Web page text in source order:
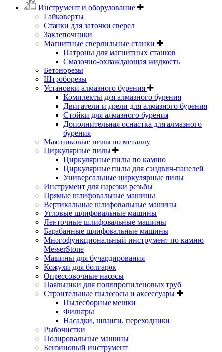
Инструмент и оборудование
Гайковерты
Станки для заточки сверел
Заклепочники
Магнитные сверлильные станки
Патроны для магнитных станков
Смазочно-охлаждающая жидкость
Бетонорезы
Штроборезы
Установки алмазного бурения
Комплекты для алмазного бурения
Двигатели и дрели для алмазного бурения
Стойки для алмазного бурения
Дополнительная оснастка для алмазного
бурения
Маятниковые пилы по металлу
Циркулярные пилы
Циркулярные пилы по камню
Циркулярные пилы для сэндвич-панелей
Универсальные циркулярные пилы
Инструмент для нарезки резьбы
Прямые шлифовальные машины
Вертикальные шлифовальные машины
Угловые шлифовальные машины
Ленточные шлифовальные машины
Барабанные шлифовальные машины
Многофункциональный инструмент по камню
MesserStone
Машины для бучардирования
Кожухи для болгарок
Опрессовочные насосы
Паяльники для полипропиленовых труб
Строительные пылесосы и аксессуары
Пылесборные мешки
Фильтры
Насадки, шланги, переходники
Рыбочистки
Полировальные машины
Бензиновый инструмент